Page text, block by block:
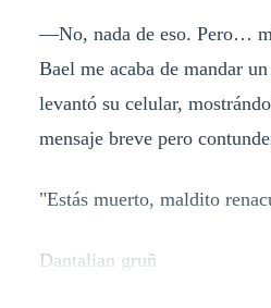
—No, nada de eso. Pero…
Bael me acaba de mandar
levantó su celular,
mensaje breve pero
"Estás muerto, maldito
Dantalian gruñ